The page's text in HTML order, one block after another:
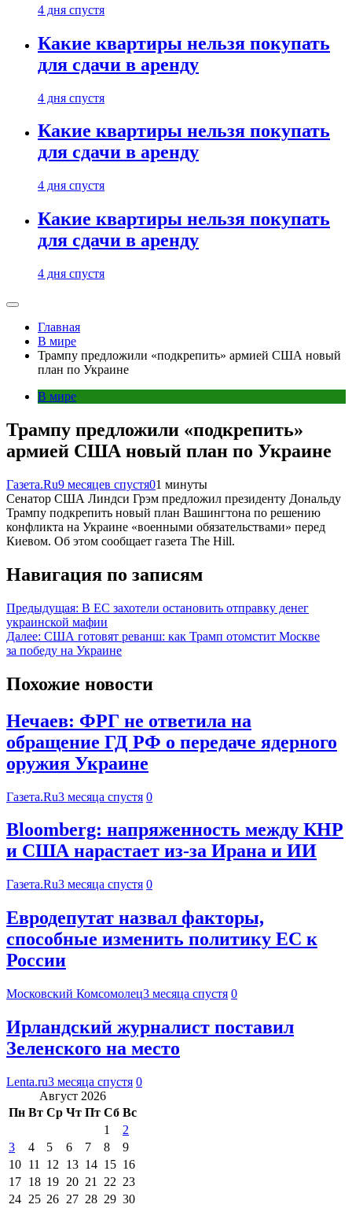
4 дня спустя
Какие квартиры нельзя покупать
для сдачи в аренду
4 дня спустя
Какие квартиры нельзя покупать
для сдачи в аренду
4 дня спустя
Какие квартиры нельзя покупать
для сдачи в аренду
4 дня спустя
Главная
В мире
Трампу предложили «подкрепить» армией США новый
план по Украине
В мире
Трампу предложили «подкрепить»
армией США новый план по Украине
Газета.Ru9 месяцев спустя01 минуты
Сенатор США Линдси Грэм предложил президенту Дональду
Трампу подкрепить новый план Вашингтона по решению
конфликта на Украине «военными обязательствами» перед
Киевом. Об этом сообщает газета The Hill.
Навигация по записям
Предыдущая: В ЕС захотели остановить отправку денег
украинской мафии
Далее: США готовят реванш: как Трамп отомстит Москве
за победу на Украине
Похожие новости
Нечаев: ФРГ не ответила на
обращение ГД РФ о передаче ядерного
оружия Украине
Газета.Ru3 месяца спустя 0
Bloomberg: напряженность между КНР
и США нарастает из-за Ирана и ИИ
Газета.Ru3 месяца спустя 0
Евродепутат назвал факторы,
способные изменить политику ЕС к
России
Московский Комсомолец3 месяца спустя 0
Ирландский журналист поставил
Зеленского на место
Lenta.ru3 месяца спустя 0
Август 2026
Пн Вт Ср Чт Пт Сб Вс
1
2
3
4 5 6 7 8
9
10 11 12 13 14 15 16
17 18 19 20 21 22 23
24 25 26 27 28 29 30